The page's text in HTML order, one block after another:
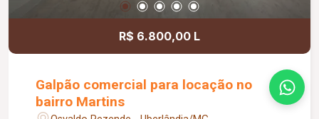
R$ 6.800,00 L
Galpão comercial para locação no
bairro Martins